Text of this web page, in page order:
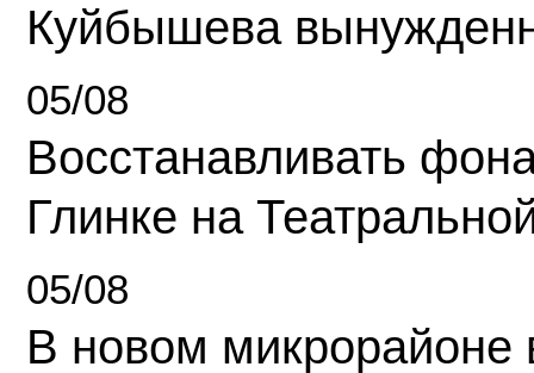
Куйбышева
05/08
Восстанавливать
Глинке на
05/08
В новом микрорайоне